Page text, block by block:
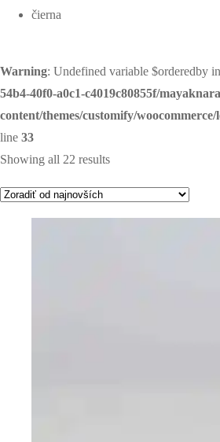
čierna
Warning: Undefined variable $orderedby in
54b4-40f0-a0c1-c4019c80855f/
content/themes/customify/
line 33
Showing all 22 results